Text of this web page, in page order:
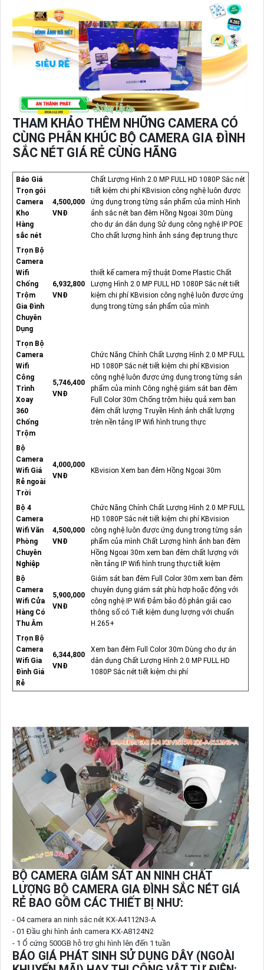
THAM KHẢO THÊM NHỮNG CAMERA CÓ
CÙNG PHÂN KHÚC BỘ CAMERA GIA ĐÌNH
SẮC NÉT GIÁ RẺ CÙNG HÃNG
Báo Giá
Trọn gói
Camera
Kho
Hàng
sắc nét
4,500,000
VNĐ
Chất Lượng Hình 2.0 MP FULL HD 1080P Sắc nét
tiết kiệm chi phí KBvision công nghệ luôn được
ứng dụng trong từng sản phẩm của mình Hình
ảnh sắc nét ban đêm Hồng Ngoại 30m Dùng
cho dự án dân dụng Sử dụng công nghệ IP POE
Cho chất lượng hình ảnh sáng đẹp trung thực
Trọn Bộ
Camera
Wifi
Chống
Trộm
Gia Đình
Chuyên
Dụng
6,932,800
VNĐ
thiết kế camera mỹ thuật Dome Plastic Chất
Lượng Hình 2.0 MP FULL HD 1080P Sắc nét tiết
kiệm chi phí KBvision công nghệ luôn được ứng
dụng trong từng sản phẩm của mình
Trọn Bộ
Camera
Wifi
Công
Trình
Xoay
360
Chống
Trộm
5,746,400
VNĐ
Chức Năng Chính Chất Lượng Hình 2.0 MP FULL
HD 1080P Sắc nét tiết kiệm chi phí KBvision
công nghệ luôn được ứng dụng trong từng sản
phẩm của mình Công nghệ giám sát ban đêm
Full Color 30m Chống trộm hiệu quả xem ban
đêm chất lượng Truyền Hình ảnh chất lượng
trên nền tảng IP Wifi hình trung thực
Bộ
Camera
Wifi Giá
Rẻ ngoài
Trời
4,000,000
VNĐ
KBvision Xem ban đêm Hồng Ngoại 30m
Bộ 4
Camera
Wifi Văn
Phòng
Chuyên
Nghiệp
4,500,000
VNĐ
Chức Năng Chính Chất Lượng Hình 2.0 MP FULL
HD 1080P Sắc nét tiết kiệm chi phí KBvision
công nghệ luôn được ứng dụng trong từng sản
phẩm của mình Chất Lượng hình ảnh ban đêm
Hồng Ngoại 30m xem ban đêm chất lượng với
nền tảng IP Wifi hình trung thực tiết kiệm
Bộ
Camera
Wifi Cửa
Hàng Có
Thu Âm
5,900,000
VNĐ
Giám sát ban đêm Full Color 30m xem ban đêm
chuyên dụng giám sát phù hơp hoặc động với
công nghệ IP Wifi Đảm bảo độ phân giải cao
thông số có Tiết kiệm dung lượng với chuẩn
H.265+
Trọn Bộ
Camera
Wifi Gia
Đình Giá
Rẻ
6,344,800
VNĐ
Xem ban đêm Full Color 30m Dùng cho dự án
dân dụng Chất Lượng Hình 2.0 MP FULL HD
1080P Sắc nét tiết kiệm chi phí
BỘ CAMERA GIÁM SÁT AN NINH CHẤT
LƯỢNG BỘ CAMERA GIA ĐÌNH SẮC NÉT GIÁ
RẺ BAO GỒM CÁC THIẾT BỊ NHƯ:
- 04 camera an ninh sắc nét KX-A4112N3-A
- 01 Đầu ghi hình ảnh camera KX-A8124N2
- 1 Ổ cứng 500GB hỗ trợ ghi hình lên đến 1 tuần
BÁO GIÁ PHÁT SINH SỬ DỤNG DÂY (NGOÀI